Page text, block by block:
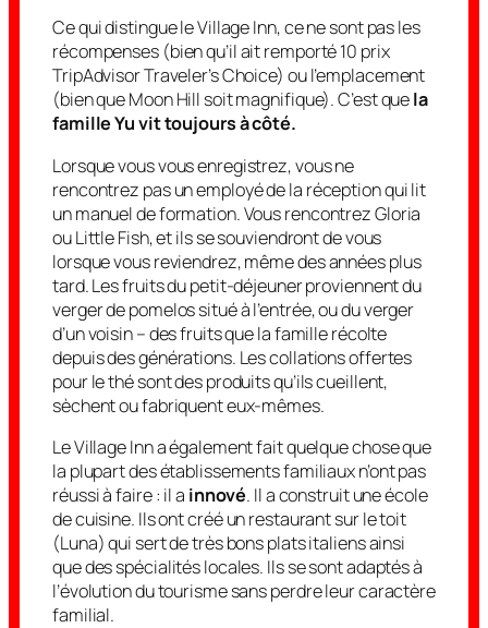
Ce qui distingue le Village Inn, ce ne sont pas les
récompenses (bien qu’il ait remporté 10 prix
TripAdvisor Traveler’s Choice) ou l’emplacement
(bien que Moon Hill soit magnifique). C’est quela
famille Yu vit toujours à côté.
Lorsque vous vous enregistrez, vous ne
rencontrez pas un employé de la réception qui lit
un manuel de formation. Vous rencontrez Gloria
ou Little Fish, et ils se souviendront de vous
lorsque vous reviendrez, même des années plus
tard. Les fruits du petit-déjeuner proviennent du
verger de pomelos situé à l’entrée, ou du verger
d’un voisin – des fruits que la famille récolte
depuis des générations. Les collations offertes
pour le thé sont des produits qu’ils cueillent,
sèchent ou fabriquent eux-mêmes.
Le Village Inn a également fait quelque chose que
la plupart des établissements familiaux n’ont pas
réussi à faire : il a innové. Il a construit une école
de cuisine. Ils ont créé un restaurant sur le toit
(Luna) qui sert de très bons plats italiens ainsi
que des spécialités locales. Ils se sont adaptés à
l’évolution du tourisme sans perdre leur caractère
familial.